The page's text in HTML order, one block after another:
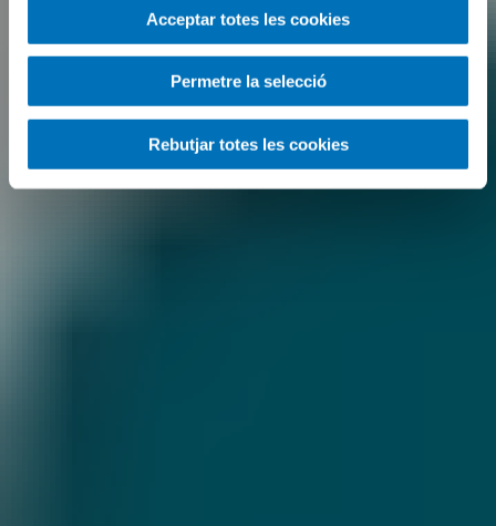
Acceptar totes les cookies
Permetre la selecció
Rebutjar totes les cookies